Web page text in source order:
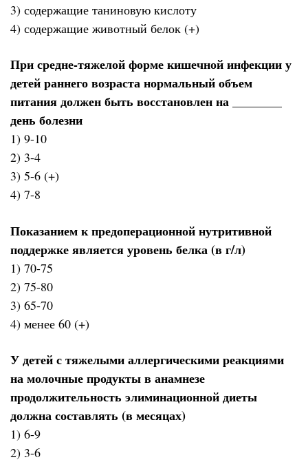
3) содержащие таниновую кислоту
4) содержащие животный белок (+)
При средне-тяжелой форме кишечной инфекции у
детей раннего возраста нормальный объем
питания должен быть восстановлен на ________
день болезни
1) 9-10
2) 3-4
3) 5-6 (+)
4) 7-8
Показанием к предоперационной нутритивной
поддержке является уровень белка (в г/л)
1) 70-75
2) 75-80
3) 65-70
4) менее 60 (+)
У детей с тяжелыми аллергическими реакциями
на молочные продукты в анамнезе
продолжительность элиминационной диеты
должна составлять (в месяцах)
1) 6-9
2) 3-6